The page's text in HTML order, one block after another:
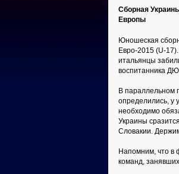
Сборная
Европы
Юношеская
Евро-2015 (U-
итальянцы
воспитанника
В параллельном
определились, у
необходимо
Украины
Словакии.
Напомним, что в
команд,